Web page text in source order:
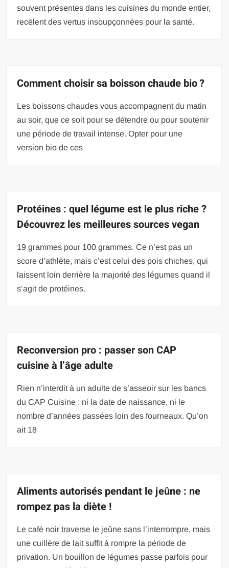
souvent présentes dans les cuisines du monde entier,
recèlent des vertus insoupçonnées pour la santé.
Comment choisir sa boisson chaude bio ?
Les boissons chaudes vous accompagnent du matin
au soir, que ce soit pour se détendre ou pour soutenir
une période de travail intense. Opter pour une
version bio de ces
Protéines : quel légume est le plus riche ?
Découvrez les meilleures sources vegan
19 grammes pour 100 grammes. Ce n’est pas un
score d’athlète, mais c’est celui des pois chiches, qui
laissent loin derrière la majorité des légumes quand il
s’agit de protéines.
Reconversion pro : passer son CAP
cuisine à l’âge adulte
Rien n’interdit à un adulte de s’asseoir sur les bancs
du CAP Cuisine : ni la date de naissance, ni le
nombre d’années passées loin des fourneaux. Qu’on
ait 18
Aliments autorisés pendant le jeûne : ne
rompez pas la diète !
Le café noir traverse le jeûne sans l’interrompre, mais
une cuillère de lait suffit à rompre la période de
privation. Un bouillon de légumes passe parfois pour